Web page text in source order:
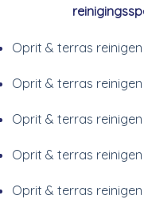
Oprit & terras
Oprit & terras
Oprit & terras
Oprit & terras
Oprit & terras